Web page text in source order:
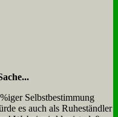
Selbst­be­stim­mung
es auch als Ru­he­ständ­ler